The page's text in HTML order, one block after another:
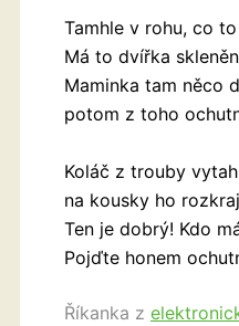
Tamhle v rohu, co
Má to dvířka
Maminka tam něco
potom z toho
Koláč z trouby
na kousky ho
Ten je dobrý! Kdo
Pojďte honem
Říkanka z